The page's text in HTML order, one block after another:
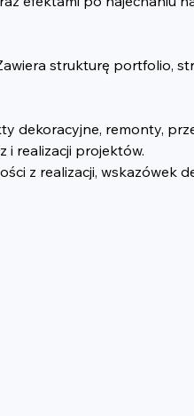
strukturę portfolio,
dekoracyjne, remonty,
i realizacji projektów.
z realizacji, wskazówek